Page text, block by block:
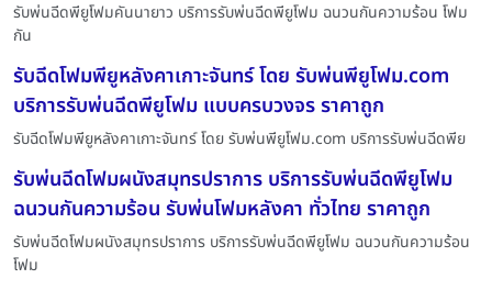
รับพ่นฉีดพียูโฟมคันนายาว บริการรับพ่นฉีดพียูโฟม ฉนวนกันความร้อน โฟม
กัน
รับฉีดโฟมพียูหลังคาเกาะจันทร์ โดย รับพ่นพียูโฟม.com
บริการรับพ่นฉีดพียูโฟม แบบครบวงจร ราคาถูก
รับฉีดโฟมพียูหลังคาเกาะจันทร์ โดย รับพ่นพียูโฟม.com บริการรับพ่นฉีดพีย
รับพ่นฉีดโฟมผนังสมุทรปราการ บริการรับพ่นฉีดพียูโฟม
ฉนวนกันความร้อน รับพ่นโฟมหลังคา ทั่วไทย ราคาถูก
รับพ่นฉีดโฟมผนังสมุทรปราการ บริการรับพ่นฉีดพียูโฟม ฉนวนกันความร้อน
โฟม